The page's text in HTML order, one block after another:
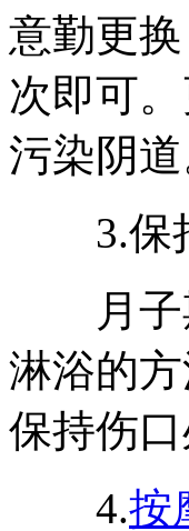
意勤更
次即可
污染阴道
3.保
月子期
淋浴的
保持伤
4.按